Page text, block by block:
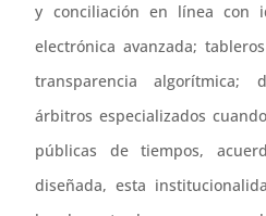
y conciliación en línea con
electrónica avanzada;
transparencia algorítmica;
árbitros especializados
públicas de tiempos,
diseñada, esta